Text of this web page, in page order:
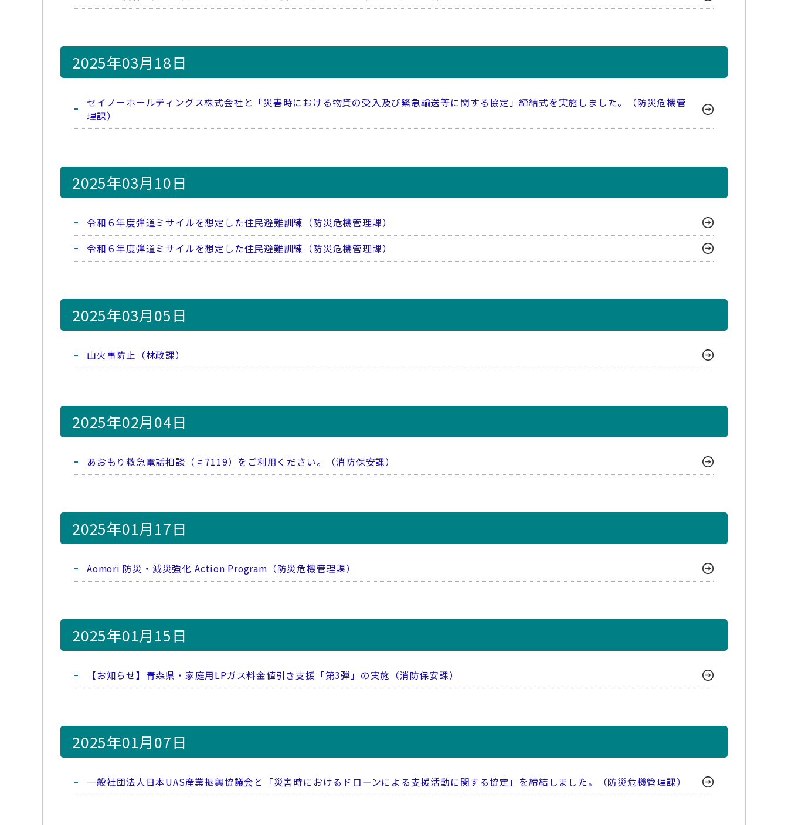
2025年03月18日
セイノーホールディングス株式会社と「災害時における物資の受入及び緊急輸送等に関する協定」締結式を実施しました。（防災危機管
理課）
2025年03月10日
令和６年度弾道ミサイルを想定した住民避難訓練（防災危機管理課）
令和６年度弾道ミサイルを想定した住民避難訓練（防災危機管理課）
2025年03月05日
山火事防止（林政課）
2025年02月04日
あおもり救急電話相談（♯7119）をご利用ください。（消防保安課）
2025年01月17日
Aomori 防災・減災強化 Action Program（防災危機管理課）
2025年01月15日
【お知らせ】青森県・家庭用LPガス料金値引き支援「第3弾」の実施（消防保安課）
2025年01月07日
一般社団法人日本UAS産業振興協議会と「災害時におけるドローンによる支援活動に関する協定」を締結しました。（防災危機管理課）